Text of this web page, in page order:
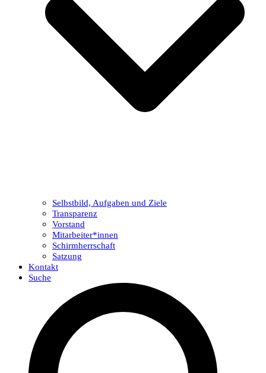
Selbstbild, Aufgaben und Ziele
Transparenz
Vorstand
Mitarbeiter*innen
Schirmherrschaft
Satzung
Kontakt
Suche